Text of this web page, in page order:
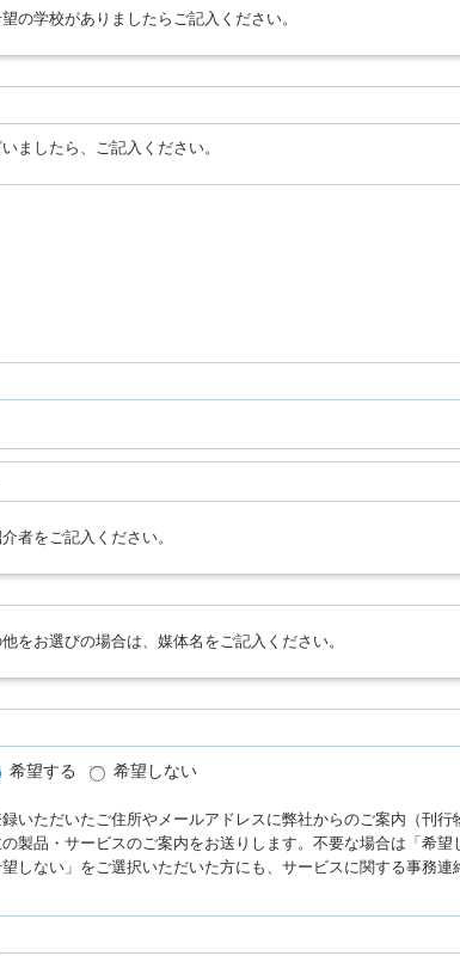
の学校がありましたらご記入ください。
ましたら、ご記入ください。
者をご記入ください。
をお選びの場合は、媒体名をご記入ください。
希望する 希望しない
録いただいたご住所やメールアドレスに弊社からのご案内（刊
製品・サービスのご案内をお送りします。不要な場合は「希
望しない」をご選択いただいた方にも、サービスに関する事務